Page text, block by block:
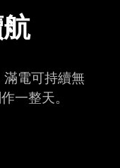
電可持續無
一整天。